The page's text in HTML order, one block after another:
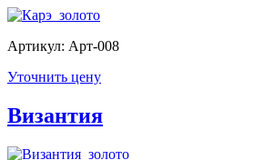
Артикул: Арт-008
Уточнить цену
Византия